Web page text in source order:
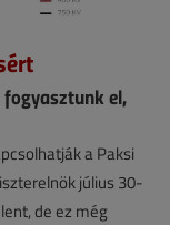
fogyasztunk el,
a Paksi
július 30-
de ez még